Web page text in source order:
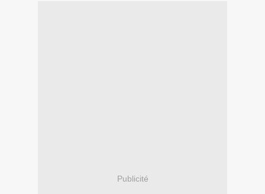
Publicité